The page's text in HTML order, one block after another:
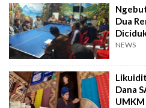
Dua
NEWS
Dana
UMKM